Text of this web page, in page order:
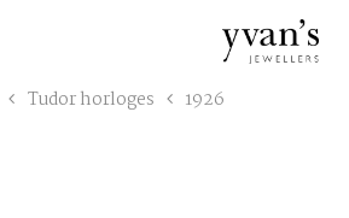
Tudor horloges 1926